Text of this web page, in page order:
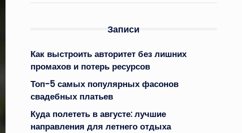
Записи
Как выстроить авторитет без лишних
промахов и потерь ресурсов
Топ-5 самых популярных фасонов
свадебных платьев
Куда полететь в августе: лучшие
направления для летнего отдыха